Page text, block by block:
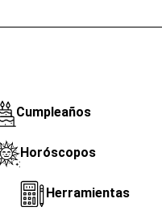
Cumpleaños
Horóscopos
Herramientas